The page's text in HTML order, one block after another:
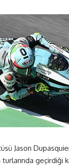
Jason
turlarında geçirdiği